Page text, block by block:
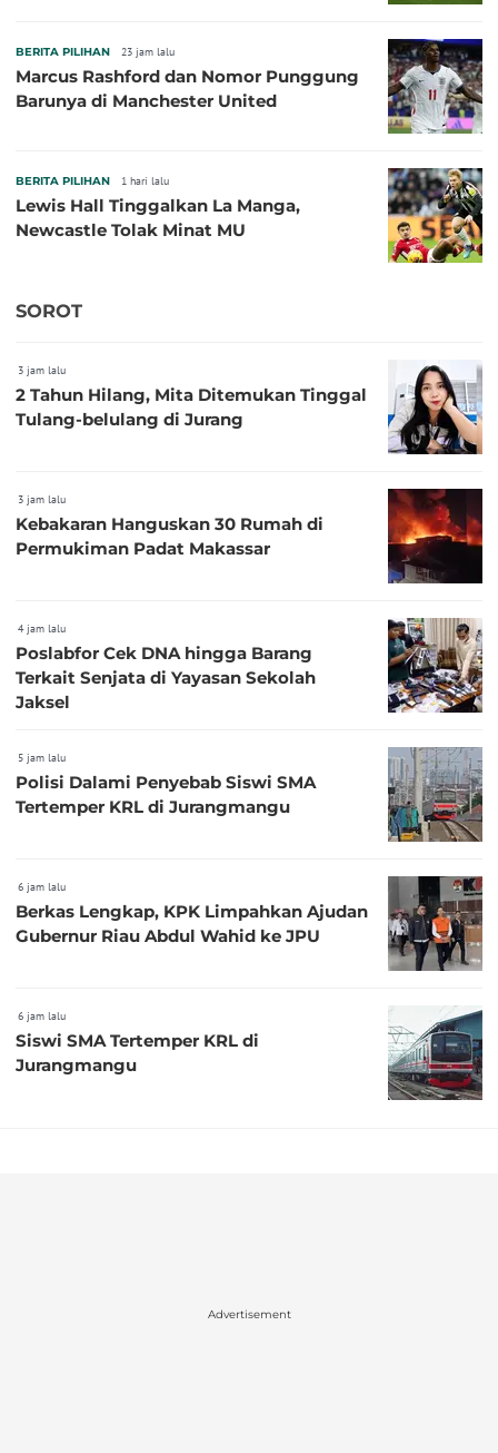
BERITA PILIHAN 23 jam lalu
Marcus Rashford dan Nomor Punggung
Barunya di Manchester United
BERITA PILIHAN 1 hari lalu
Lewis Hall Tinggalkan La Manga,
Newcastle Tolak Minat MU
SOROT
3 jam lalu
2 Tahun Hilang, Mita Ditemukan Tinggal
Tulang-belulang di Jurang
3 jam lalu
Kebakaran Hanguskan 30 Rumah di
Permukiman Padat Makassar
4 jam lalu
Poslabfor Cek DNA hingga Barang
Terkait Senjata di Yayasan Sekolah
Jaksel
5 jam lalu
Polisi Dalami Penyebab Siswi SMA
Tertemper KRL di Jurangmangu
6 jam lalu
Berkas Lengkap, KPK Limpahkan Ajudan
Gubernur Riau Abdul Wahid ke JPU
6 jam lalu
Siswi SMA Tertemper KRL di
Jurangmangu
Advertisement